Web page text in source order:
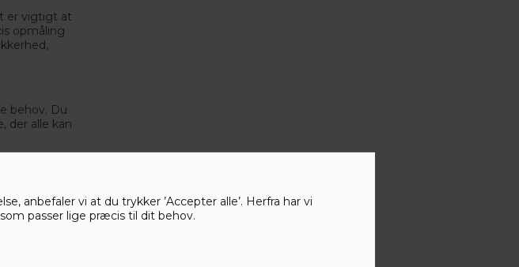
anbefaler vi at du trykker ’Accepter alle’. Herfra har vi
passer lige præcis til dit behov.
er vigtigt at
opmåling
behov. Du
der alle kan
og større
løsning,